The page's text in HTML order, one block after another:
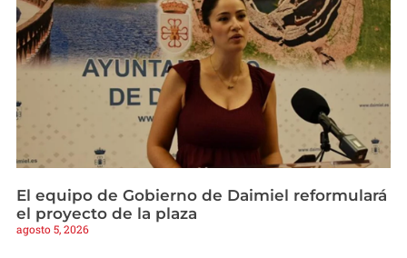
El equipo de Gobierno de Daimiel reformulará
el proyecto de la plaza
agosto 5, 2026